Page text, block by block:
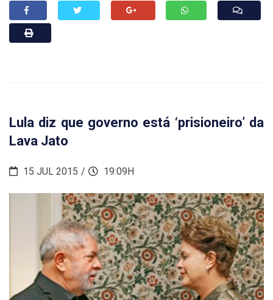
Lula diz que governo está ‘prisioneiro’ da
Lava Jato
15 JUL 2015 19:09H